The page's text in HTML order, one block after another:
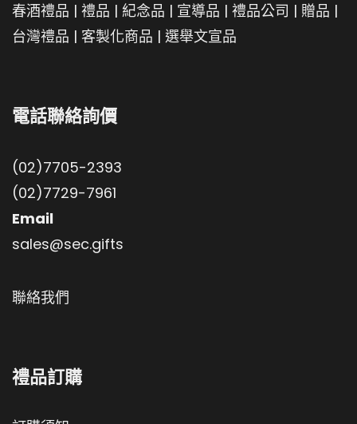
春酒禮品 | 禮品 | 紀念品 | 宣導品 | 禮品公司 | 贈品 |
台灣禮品 | 客製化商品 | 選舉文宣品
電話聯絡詢價
(02)7705-2393
(02)7729-7961
Email
sales@sec.gifts
聯絡我們
禮品訂購